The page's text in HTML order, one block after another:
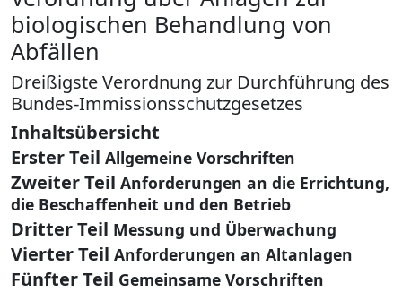
biologischen Behandlung von
Abfällen
Dreißigste Verordnung zur Durchführung des
Bundes-Immissionsschutzgesetzes
Inhaltsübersicht
Erster Teil Allgemeine Vorschriften
Zweiter Teil Anforderungen an die Errichtung,
die Beschaffenheit und den Betrieb
Dritter Teil Messung und Überwachung
Vierter Teil Anforderungen an Altanlagen
Fünfter Teil Gemeinsame Vorschriften